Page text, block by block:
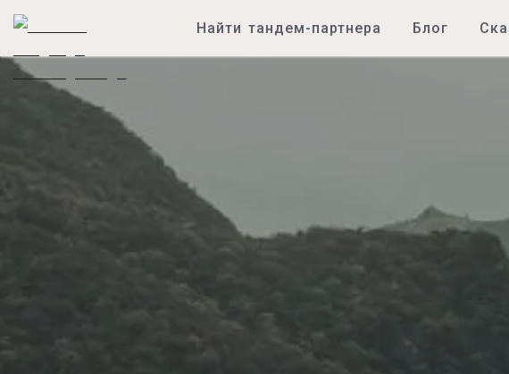
Найти тандем-партнера Блог